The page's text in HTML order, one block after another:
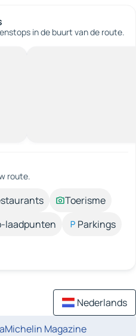
in de buurt van de route.
route.
Toerisme
laadpunten
Parkings
Nederlands
Magazine